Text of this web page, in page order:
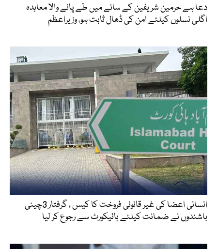
دعا ہے حرمین شریفین کے سائے میں طے پانے والا معاہدہ
اگلی نسلوں کیلئے امن کی ڈھال ثابت ہو، وزیراعظم
انسانی اعضا کی غیر قانونی فروخت کا کیس ، گرفتار 3چینی
باشندوں نے ضمانت کیلئے ہائیکورٹ سے رجوع کر لیا